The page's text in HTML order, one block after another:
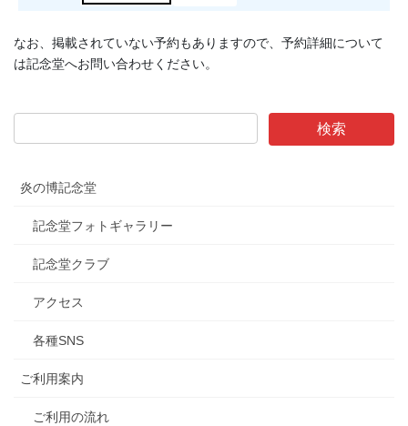
なお、掲載されていない予約もありますので、予約詳細について
は記念堂へお問い合わせください。
炎の博記念堂
記念堂フォトギャラリー
記念堂クラブ
アクセス
各種SNS
ご利用案内
ご利用の流れ